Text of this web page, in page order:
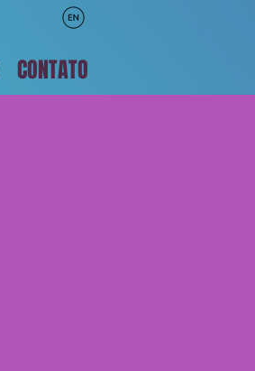
CONTATO